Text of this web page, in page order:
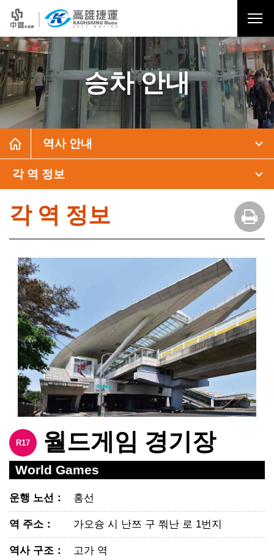
승차 안내
역사 안내
각 역 정보
각 역 정보
R17 월드게임 경기장
World Games
운행 노선 ： 홍선
역 주소 ： 가오슝 시 난쯔 구 쭤난 로 1번지
역사 구조 ： 고가 역